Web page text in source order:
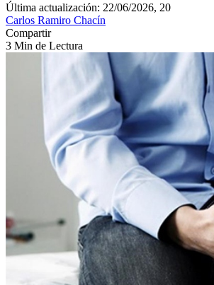
Última actualización: 22/06/2026, 20
Carlos Ramiro Chacín
Compartir
3 Min de Lectura